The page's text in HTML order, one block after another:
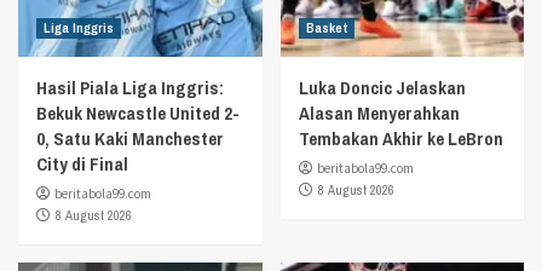
Liga Inggris
Hasil Piala Liga Inggris:
Bekuk Newcastle United 2-
0, Satu Kaki Manchester
City di Final
beritabola99.com
8 August 2026
Basket
Luka Doncic Jelaskan
Alasan Menyerahkan
Tembakan Akhir ke LeBron
beritabola99.com
8 August 2026